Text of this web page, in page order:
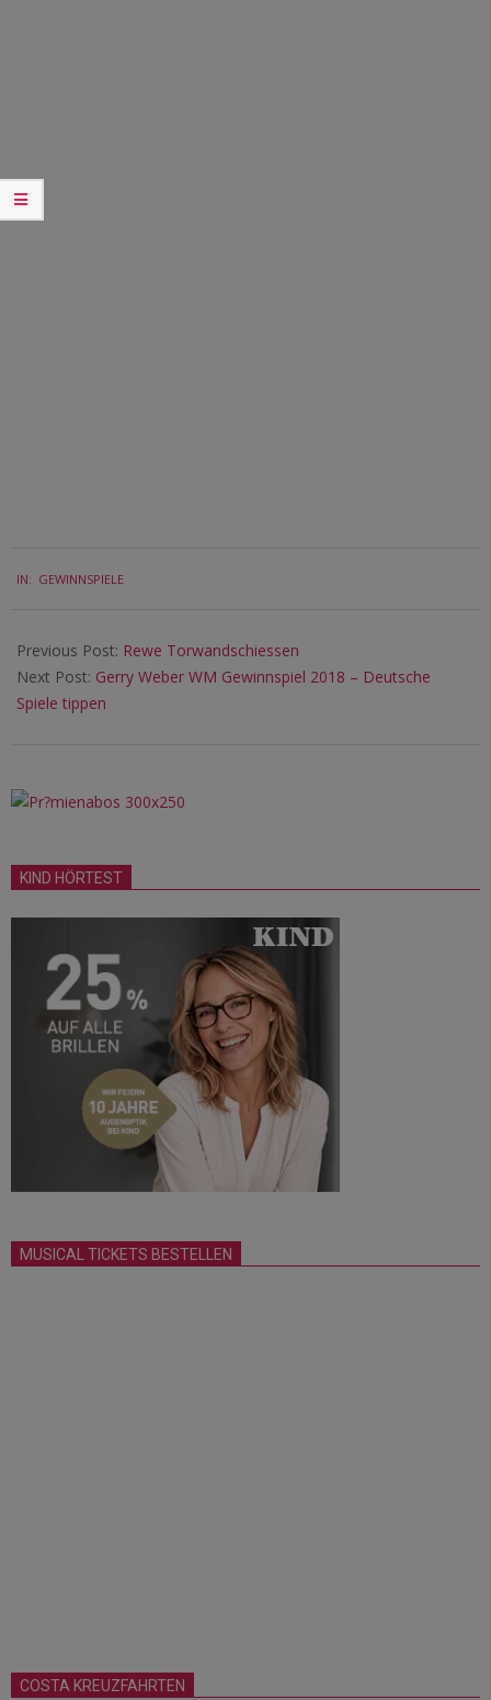
06-
IN: GEWINNSPIELE
Previous Post: Rewe Torwandschiessen
Next Post: Gerry Weber WM Gewinnspiel 2018 – Deutsche
Spiele tippen
KIND HÖRTEST
MUSICAL TICKETS BESTELLEN
COSTA KREUZFAHRTEN